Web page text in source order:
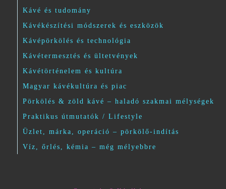
Kávé és tudomány
Kávékészítési módszerek és eszközök
Kávépörkölés és technológia
Kávétermesztés és ültetvények
Kávétörténelem és kultúra
Magyar kávékultúra és piac
Pörkölés & zöld kávé – haladó szakmai mélységek
Praktikus útmutatók / Lifestyle
Üzlet, márka, operáció – pörkölő-indítás
Víz, őrlés, kémia – még mélyebbre